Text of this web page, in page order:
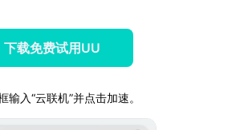
下载免费试用UU
入“云联机”并点击加速。